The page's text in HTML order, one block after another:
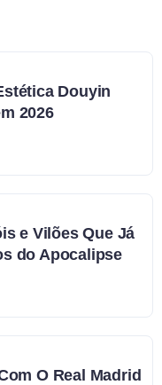
Douyin
2026
e Vilões Que Já
do Apocalipse
O Real Madrid